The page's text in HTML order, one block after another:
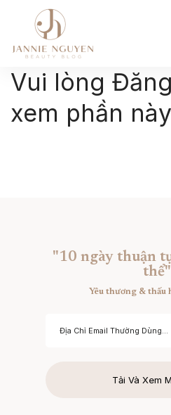
Vui lòng
xem phần này
"10 ngày thuận
thể"
Yêu thương & thấu
Tải Và Xem